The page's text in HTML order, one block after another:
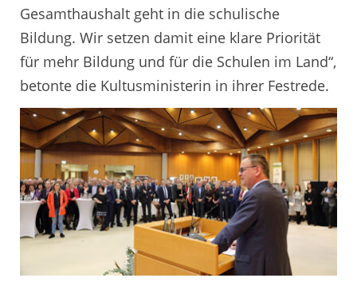
Gesamthaushalt geht in die schulische
Bildung. Wir setzen damit eine klare Priorität
für mehr Bildung und für die Schulen im Land“,
betonte die Kultusministerin in ihrer Festrede.